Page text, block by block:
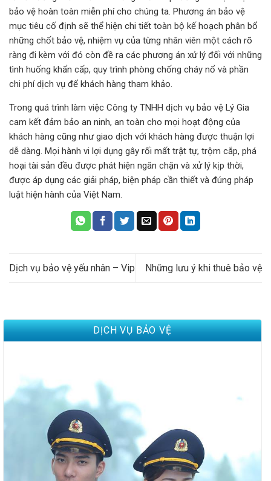
bảo vệ hoàn toàn miễn phí cho chúng ta. Phương án bảo vệ
mục tiêu cố định sẽ thể hiện chi tiết toàn bộ kế hoạch phân bổ
những chốt bảo vệ, nhiệm vụ của từng nhân viên một cách rõ
ràng đi kèm với đó còn đề ra các phương án xử lý đối với những
tình huống khẩn cấp, quy trình phòng chống cháy nổ và phần
chi phí dịch vụ để khách hàng tham khảo.
Trong quá trình làm việc Công ty TNHH dịch vụ bảo vệ Lý Gia
cam kết đảm bảo an ninh, an toàn cho mọi hoạt động của
khách hàng cũng như giao dịch với khách hàng được thuận lợi
dễ dàng. Mọi hành vi lợi dụng gây rối mất trật tự, trộm cắp, phá
hoại tài sản đều được phát hiện ngăn chặn và xử lý kịp thời,
được áp dụng các giải pháp, biện pháp cần thiết và đúng pháp
luật hiện hành của Việt Nam.
Dịch vụ bảo vệ yếu nhân – Vip Những lưu ý khi thuê bảo vệ
DỊCH VỤ BẢO VỆ